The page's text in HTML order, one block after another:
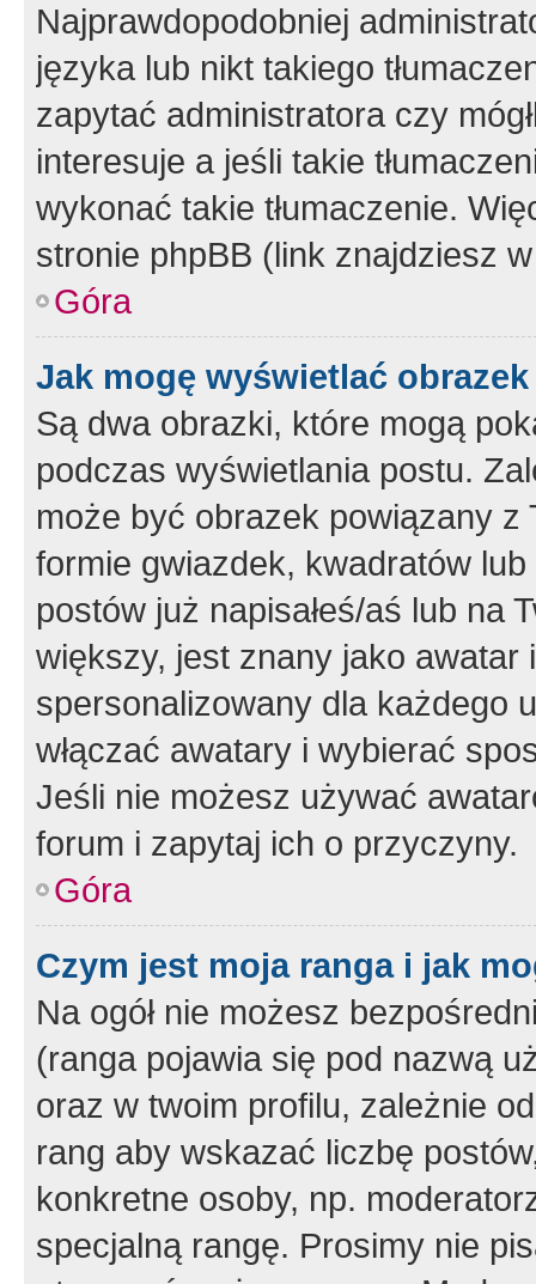
Najprawdopodobniej
języka lub nikt takiego
zapytać administratora czy
interesuje a jeśli takie
wykonać takie tłumaczenie.
stronie phpBB (link znajdziesz
Góra
Jak mogę wyświetlać
Są dwa obrazki, które mogą
podczas wyświetlania postu.
może być obrazek powiązany z
formie gwiazdek, kwadratów
postów już napisałeś/aś lub na
większy, jest znany jako
spersonalizowany dla każdego
włączać awatary i wybierać
Jeśli nie możesz używać
forum i zapytaj ich o przyczyny.
Góra
Czym jest moja ranga i jak
Na ogół nie możesz
(ranga pojawia się pod nazwą
oraz w twoim profilu, zależnie
rang aby wskazać liczbę
konkretne osoby, np.
specjalną rangę. Prosimy nie